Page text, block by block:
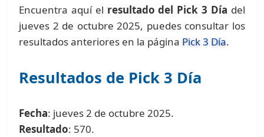
Encuentra aquí el resultado del Pick 3 Día del
jueves 2 de octubre 2025, puedes consultar los
resultados anteriores en la página Pick 3 Día.
Resultados de Pick 3 Día
Fecha: jueves 2 de octubre 2025.
Resultado: 570.